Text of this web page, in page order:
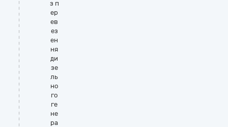
з п
ер
ев
ез
ен
ня
ди
зе
ль
но
го
ге
не
ра